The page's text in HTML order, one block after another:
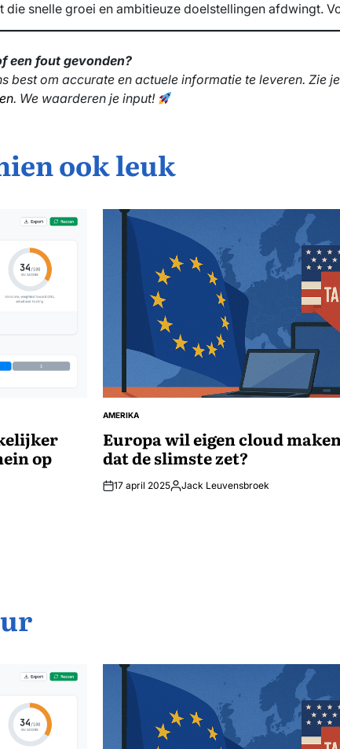
die snelle groei en ambitieuze doelstellingen afdwingt.
een fout gevonden?
best om accurate en actuele informatie te leveren. Zie
. We waarderen je input!
ook leuk
op
GEPLAATST
AMERIKA
Europa wil eigen cloud
dat de slimste zet?
17 april 2025Geplaatst
Jack Leuvensbroek